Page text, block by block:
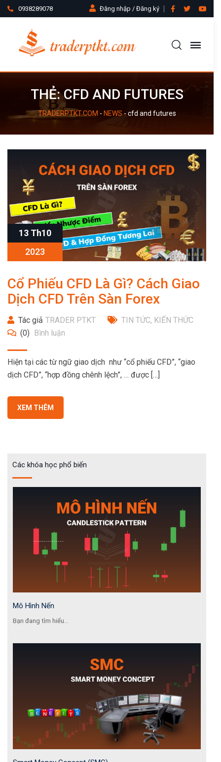
0938289078 Đăng nhập / Đăng ký
THẺ:CFD AND FUTURES
TRADERPTKT.COM - NEWS - cfd and futures
13 Th10
2023
Cổ Phiếu CFD Là Gì? Cách Giao
Dịch CFD Trên Sàn Forex
Tác giả TRADER PTKT TIN TỨC, KIẾN THỨC
(0) Bình luận
Hiện tại các từ ngữ giao dịch như “cổ phiếu CFD”, “giao
dịch CFD”, “hợp đồng chênh lệch”, … được […]
XEM THÊM
Các khóa học phổ biến
Mô Hình Nến
Bạn đang tìm hiểu...